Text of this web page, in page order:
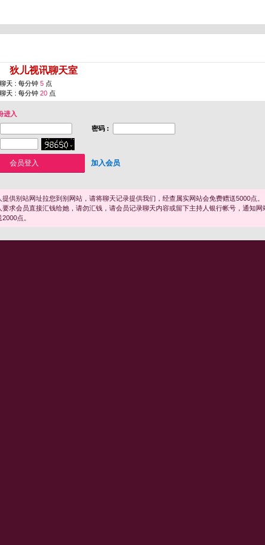
狄儿视讯聊天室
天 : 每分钟 5 点
天 : 每分钟 20 点
进入
密码 :
加入会员
提供别站网址拉您到别网站，请将聊天记录提供我们，经查属实网站会免费赠送5000点。
要求会员直接汇钱给她，请勿汇钱，请会员记录聊天内容或留下主持人银行帐号，通知
点。